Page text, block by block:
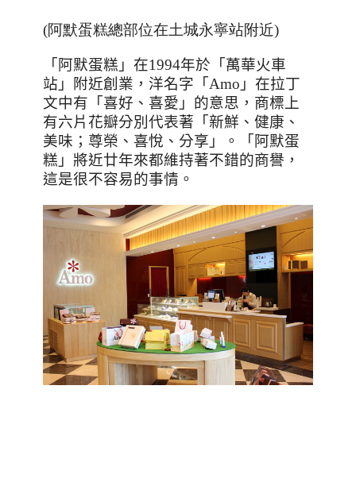
(阿默蛋糕總部位在土城永寧站附近)
「阿默蛋糕」在1994年於「萬華火車
站」附近創業，洋名字「Amo 」在拉丁
文中有「喜好、喜愛」的意思，商標上
有六片花瓣分別代表著「新鮮、健康、
美味；尊榮、喜悅、分享」。「阿默蛋
糕」將近廿年來都維持著不錯的商譽，
這是很不容易的事情。